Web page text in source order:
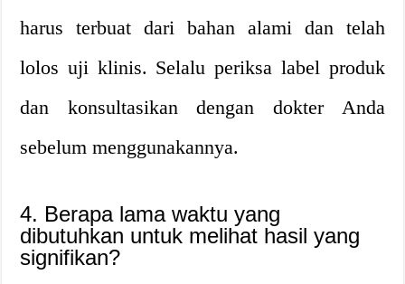
harus terbuat dari bahan alami dan telah
lolos uji klinis. Selalu periksa label produk
dan konsultasikan dengan dokter Anda
sebelum menggunakannya.
4. Berapa lama waktu yang
dibutuhkan untuk melihat hasil yang
signifikan?